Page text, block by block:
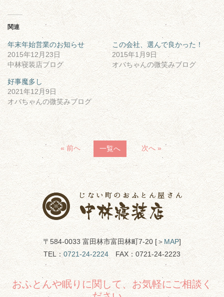
関連
年末年始営業のお知らせ
2015年12月23日
中林寝装店ブログ
この会社、選んで良かった！
2015年1月9日
オバちゃんの微笑みブログ
好事魔多し
2021年12月9日
オバちゃんの微笑みブログ
« 前へ 一覧へ 次へ »
〒584-0033 富田林市富田林町7-20 [＞ MAP]
TEL： 0721-24-2224FAX：0721-24-2223
おふとんや眠りに関して、お気軽にご相談く